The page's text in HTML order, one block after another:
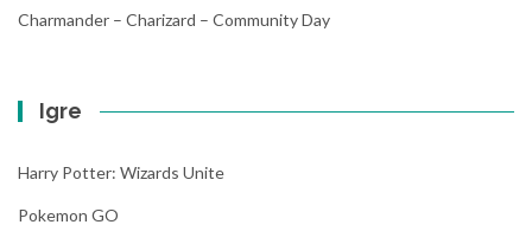
Charmander – Charizard – Community Day
Igre
Harry Potter: Wizards Unite
Pokemon GO